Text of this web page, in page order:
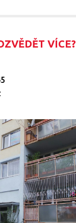
VÍCE?